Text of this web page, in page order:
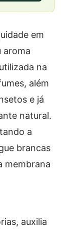
em
aroma
na
além
e já
natural.
a
brancas
membrana
auxilia